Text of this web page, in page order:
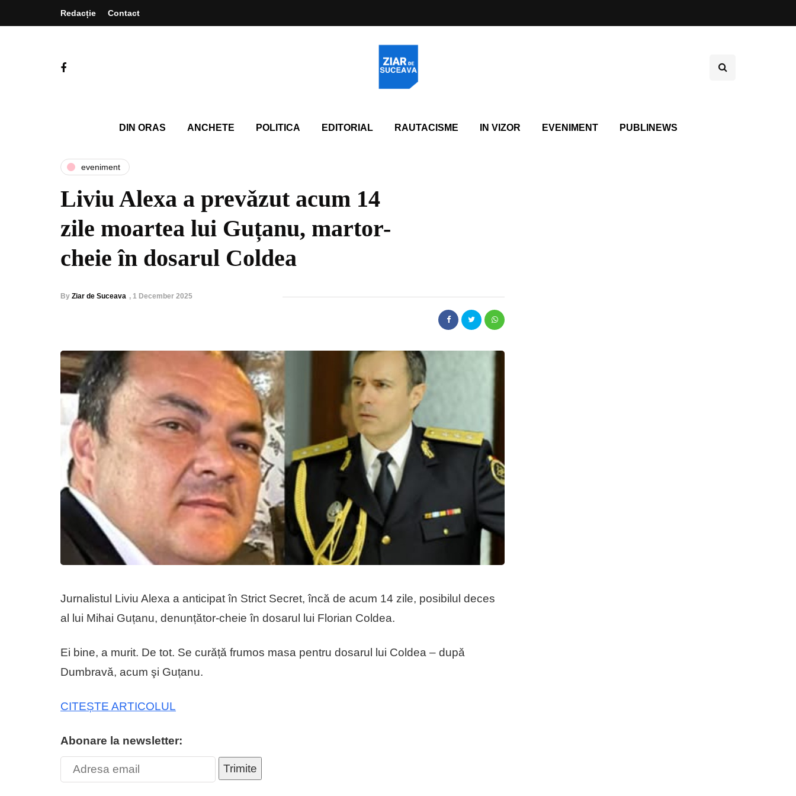
Redacție Contact
DIN ORAS ANCHETE POLITICA EDITORIAL RAUTACISME IN VIZOR EVENIMENT PUBLINEWS
eveniment
Liviu Alexa a prevǎzut acum 14
zile moartea lui Guțanu, martor-
cheie în dosarul Coldea
By Ziar de Suceava , 1 December 2025
Jurnalistul Liviu Alexa a anticipat în Strict Secret, încă de acum 14 zile, posibilul deces
al lui Mihai Guțanu, denunțător-cheie în dosarul lui Florian Coldea.
Ei bine, a murit. De tot. Se curǎțǎ frumos masa pentru dosarul lui Coldea – dupǎ
Dumbravǎ, acum şi Guțanu.
CITEȘTE ARTICOLUL
Abonare la newsletter:
Trimite